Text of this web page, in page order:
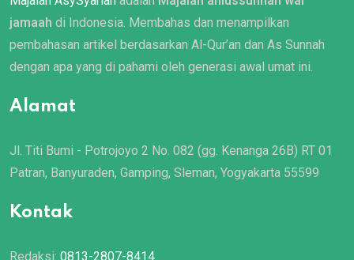
jamaah di Indonesia. Membahas dan menampilkan
pembahasan artikel berdasarkan Al-Qur’an dan As Sunnah
dengan apa yang di pahami oleh generasi awal umat ini.
Alamat
Jl. Titi Bumi - Potrojoyo 2 No. 082 (gg. Kenanga 26B) RT 01
Patran, Banyuraden, Gamping, Sleman, Yogyakarta 55599
Kontak
Redaksi: 0813-2807-8414